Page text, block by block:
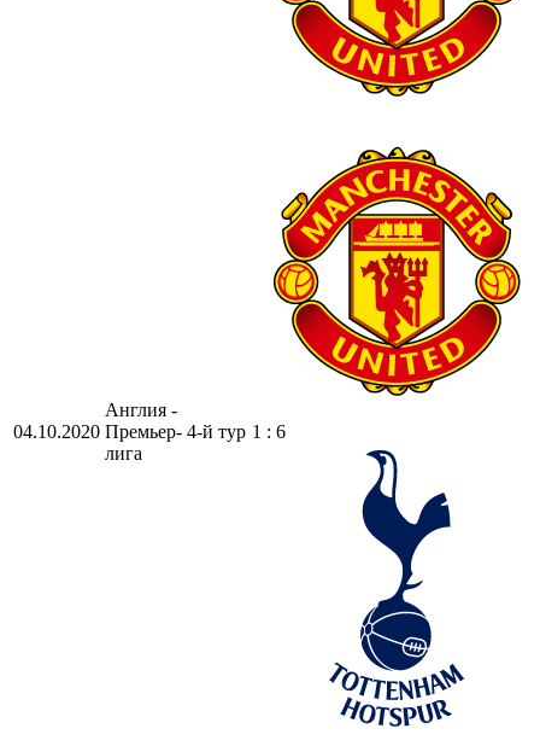
04.10.2020
Англия -
Премьер-
лига
4-й тур 1 : 6